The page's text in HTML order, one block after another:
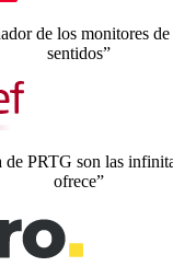
de los monitores
sentidos”
de PRTG son las
ofrece”